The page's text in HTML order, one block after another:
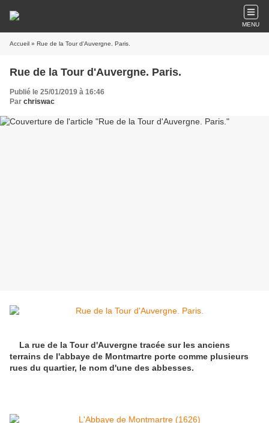
MENU
Accueil » Rue de la Tour d'Auvergne. Paris.
Rue de la Tour d'Auvergne. Paris.
Publié le 25/01/2019 à 16:46
Par chriswac
La rue de la Tour d'Auvergne tracée sur les anciens
terrains de l'abbaye de Montmartre porte comme plusieurs
rues du quartier, le nom d'une des abbesses.